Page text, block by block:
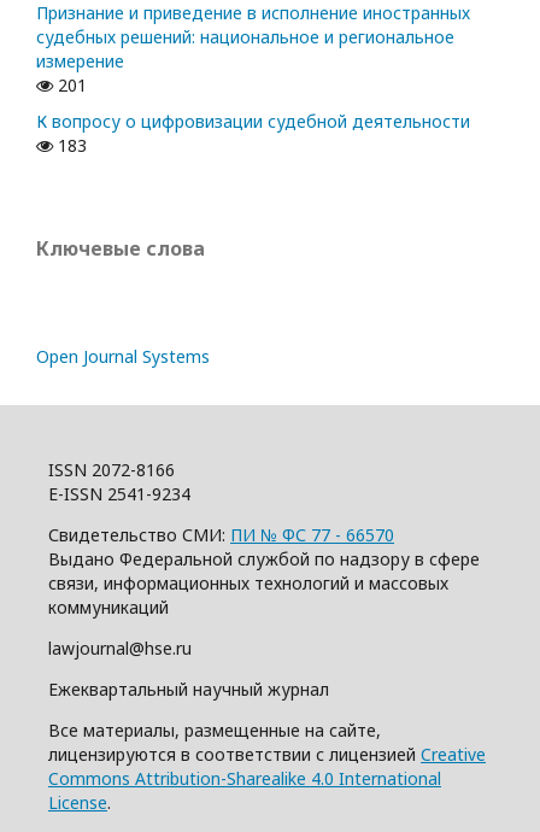
Признание и приведение в исполнение иностранных
судебных решений: национальное и региональное
измерение
201
К вопросу о цифровизации судебной деятельности
183
Ключевые слова
Open Journal Systems
ISSN 2072-8166
E-ISSN 2541-9234
Свидетельство СМИ: ПИ № ФС 77 - 66570
Выдано Федеральной службой по надзору в сфере
связи, информационных технологий и массовых
коммуникаций
lawjournal@hse.ru
Ежеквартальный научный журнал
Все материалы, размещенные на сайте,
лицензируются в соответствии с лицензией Creative
Commons Attribution-Sharealike 4.0 International
License.